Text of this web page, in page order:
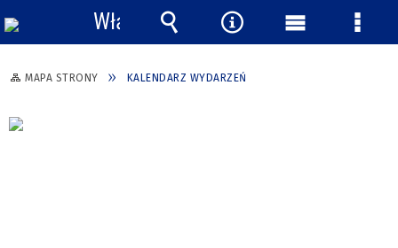
MAPA STRONY KALENDARZ WYDARZEŃ
Włącz
powiadomienia
Wyszukiwarka
Narzędzia
Menu Menu